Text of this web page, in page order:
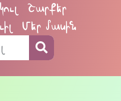
Շարքեր
Մեր մասին